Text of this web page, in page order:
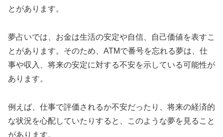
とがあります。
夢占いでは、お金は生活の安定や自信、自己価値を表すこ
とがあります。そのため、ATMで番号を忘れる夢は、仕
事や収入、将来の安定に対する不安を示している可能性が
あります。
例えば、仕事で評価されるか不安だったり、将来の経済的
な状況を心配していたりすると、このような夢を見ること
があります。